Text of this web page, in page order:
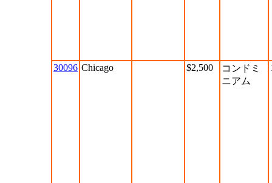
30096 Chicago $2,500
コンドミ
ニアム